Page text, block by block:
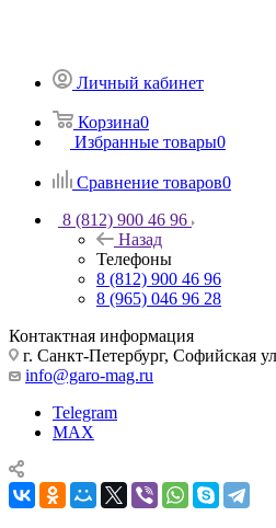
Личный кабинет
Корзина0
Избранные товары0
Сравнение товаров0
8 (812) 900 46 96
Назад
Телефоны
8 (812) 900 46 96
8 (965) 046 96 28
Контактная информация
г. Санкт-Петербург, Софийская
info@garo-mag.ru
Telegram
MAX